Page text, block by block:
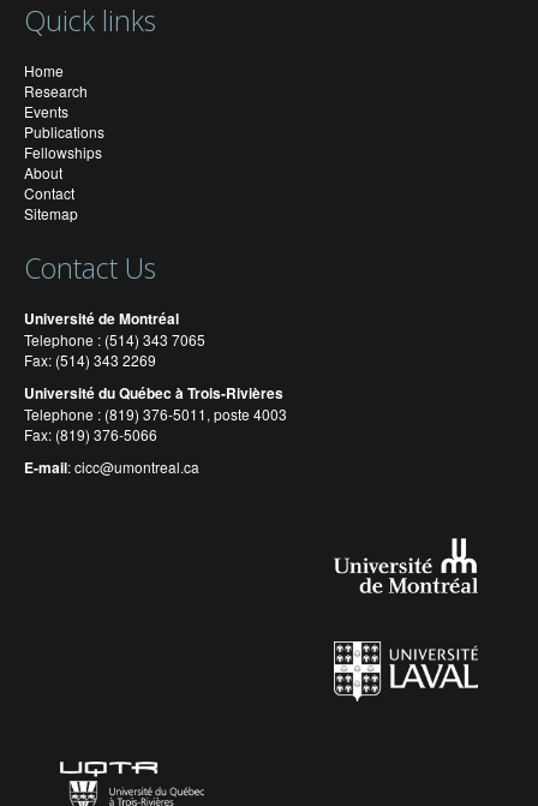
Quick links
Home
Research
Events
Publications
Fellowships
About
Contact
Sitemap
Contact Us
Université de Montréal
Telephone : (514) 343 7065
Fax: (514) 343 2269
Université du Québec à Trois-Rivières
Telephone : (819) 376-5011, poste 4003
Fax: (819) 376-5066
E-mail:cicc@umontreal.ca